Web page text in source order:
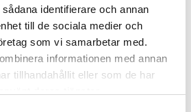
identifierare och annan
till de sociala medier och
som vi samarbetar med.
informationen med annan
tillhandahållit eller som de har